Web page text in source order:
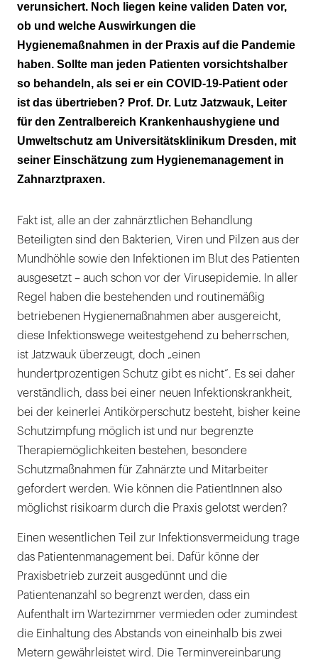
verunsichert. Noch liegen keine validen Daten vor,
ob und welche Auswirkungen die
Hygienemaßnahmen in der Praxis auf die Pandemie
haben. Sollte man jeden Patienten vorsichtshalber
so behandeln, als sei er ein COVID-19-Patient oder
ist das übertrieben? Prof. Dr. Lutz Jatzwauk, Leiter
für den Zentralbereich Krankenhaushygiene und
Umweltschutz am Universitätsklinikum Dresden, mit
seiner Einschätzung zum Hygienemanagement in
Zahnarztpraxen.
Fakt ist, alle an der zahnärztlichen Behandlung
Beteiligten sind den Bakterien, Viren und Pilzen aus der
Mundhöhle sowie den Infektionen im Blut des Patienten
ausgesetzt – auch schon vor der Virusepidemie. In aller
Regel haben die bestehenden und routinemäßig
betriebenen Hygienemaßnahmen aber ausgereicht,
diese Infektionswege weitestgehend zu beherrschen,
ist Jatzwauk überzeugt, doch „einen
hundertprozentigen Schutz gibt es nicht“. Es sei daher
verständlich, dass bei einer neuen Infektionskrankheit,
bei der keinerlei Antikörperschutz besteht, bisher keine
Schutzimpfung möglich ist und nur begrenzte
Therapiemöglichkeiten bestehen, besondere
Schutzmaßnahmen für Zahnärzte und Mitarbeiter
gefordert werden. Wie können die PatientInnen also
möglichst risikoarm durch die Praxis gelotst werden?
Einen wesentlichen Teil zur Infektionsvermeidung trage
das Patientenmanagement bei. Dafür könne der
Praxisbetrieb zurzeit ausgedünnt und die
Patientenanzahl so begrenzt werden, dass ein
Aufenthalt im Wartezimmer vermieden oder zumindest
die Einhaltung des Abstands von eineinhalb bis zwei
Metern gewährleistet wird. Die Terminvereinbarung